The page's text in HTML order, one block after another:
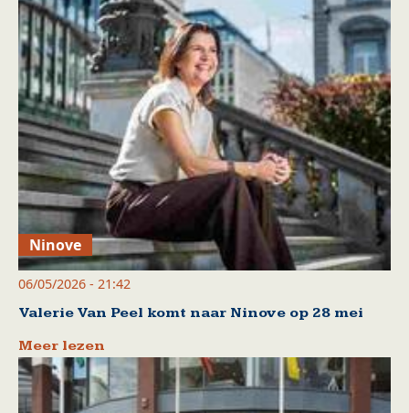
Ninove
06/05/2026 - 21:42
Valerie Van Peel komt naar Ninove op 28 mei
Meer lezen